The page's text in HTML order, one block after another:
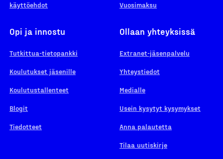
käyttöehdot
Vuosimaksu
Opi ja innostu
Tutkittua-tietopankki
Koulutukset jäsenille
Koulutustallenteet
Blogit
Tiedotteet
Ollaan yhteyksissä
Extranet-jäsenpalvelu
Yhteystiedot
Medialle
Usein kysytyt kysymykset
Anna palautetta
Tilaa uutiskirje